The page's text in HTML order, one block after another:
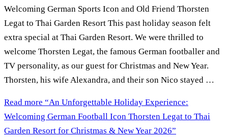
Welcoming German Sports Icon and Old Friend Thorsten
Legat to Thai Garden Resort This past holiday season felt
extra special at Thai Garden Resort. We were thrilled to
welcome Thorsten Legat, the famous German footballer and
TV personality, as our guest for Christmas and New Year.
Thorsten, his wife Alexandra, and their son Nico stayed …
Read more “An Unforgettable Holiday Experience:
Welcoming German Football Icon Thorsten Legat to Thai
Garden Resort for Christmas & New Year 2026”